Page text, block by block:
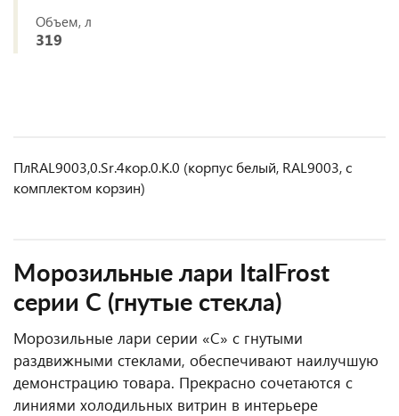
Объем, л
319
ПлRAL9003,0.Sr.4кор.0.K.0 (корпус белый, RAL9003, с
комплектом корзин)
Морозильные лари ItalFrost
серии С (гнутые стекла)
Морозильные лари серии «C» с гнутыми
раздвижными стеклами, обеспечивают наилучшую
демонстрацию товара. Прекрасно сочетаются с
линиями холодильных витрин в интерьере